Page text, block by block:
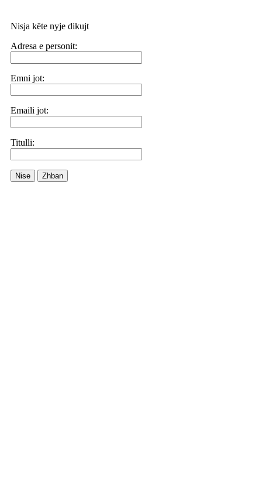
Nisja këte nyje dikujt
Adresa e personit:
Emni jot:
Emaili jot:
Titulli:
Nise Zhban